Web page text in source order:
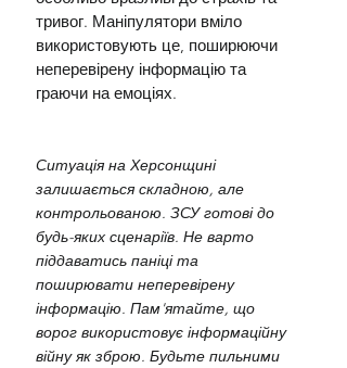
тривог. Маніпулятори вміло
використовують це, поширюючи
неперевірену інформацію та
граючи на емоціях.
Ситуація на Херсонщині
залишається складною, але
контрольованою. ЗСУ готові до
будь-яких сценаріїв. Не варто
піддаватись паніці та
поширювати неперевірену
інформацію. Пам'ятайте, що
ворог використовує інформаційну
війну як зброю. Будьте пильними